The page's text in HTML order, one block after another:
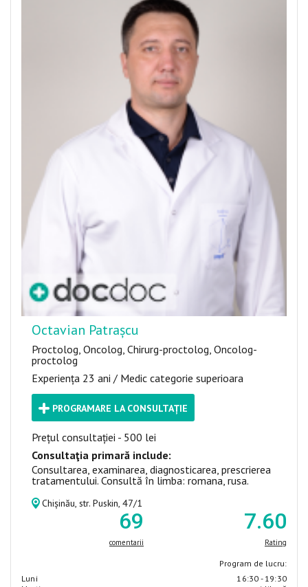
Octavian Patrașcu
Proctolog, Oncolog, Chirurg-proctolog, Oncolog-
proctolog
Experiența 23 ani / Medic categorie superioara
PROGRAMARE LA CONSULTAȚIE
Prețul consultației - 500 lei
Consultaţia primară include:
Consultarea, examinarea, diagnosticarea, prescrierea
tratamentului. Consultă în limba: romana, rusa.
Chișinău, str. Puskin, 47/1
69
comentarii
7.60
Rating
Program de lucru:
Luni
16:30 - 19:30